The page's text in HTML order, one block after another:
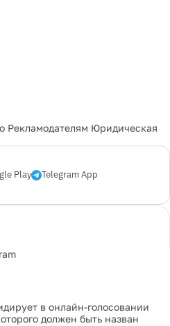
Рекламодателям Юридическая
Play Telegram App
в онлайн-голосовании
должен быть назван